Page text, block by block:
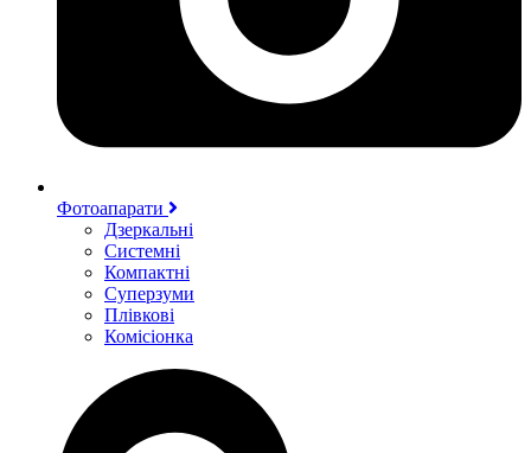
Фотоапарати
Дзеркальні
Системні
Компактні
Суперзуми
Плівкові
Комісіонка